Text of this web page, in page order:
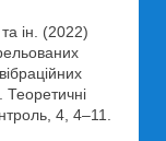
ін. (2022)
Теоретичні
4, 4–11.